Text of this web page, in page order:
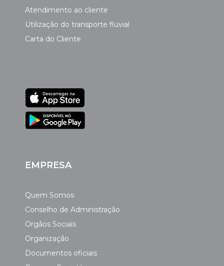
Atendimento ao cliente
Utilização do transporte fluvial
Carta do Cliente
EMPRESA
Quem Somos
Conselho de Administração
Orgãos Sociais
Organização
Documentos oficiais